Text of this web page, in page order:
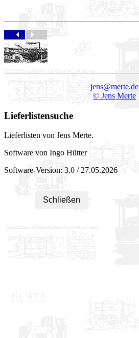
jens@merte.de
© Jens Merte
Lieferlistensuche
Lieferlisten von Jens Merte.
Software von Ingo Hütter
Software-Version: 3.0 / 27.05.2026
Schließen